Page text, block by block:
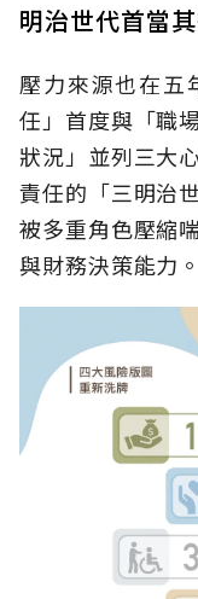
明治世代首當
壓力來源也在五
任」首度與「職
狀況」並列三大
責任的「三明治
被多重角色壓縮
與財務決策能力。